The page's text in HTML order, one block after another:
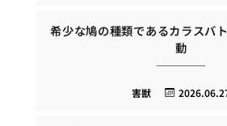
希少な鳩の種類であるカラスバ
動
害獣